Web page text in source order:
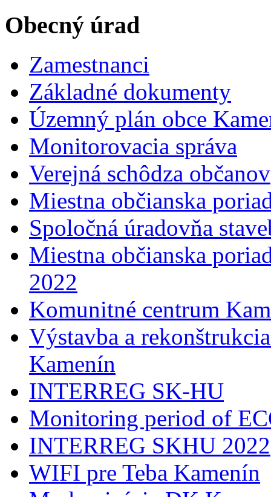
Obecný úrad
Zamestnanci
Základné dokumenty
Územný plán obce
Monitorovacia správa
Verejná schôdza občanov
Miestna občianska
Spoločná úradovňa
Miestna občianska
2022
Komunitné centrum
Výstavba a
Kamenín
INTERREG SK-HU
Monitoring period of
INTERREG SKHU 2022
WIFI pre Teba Kamenín